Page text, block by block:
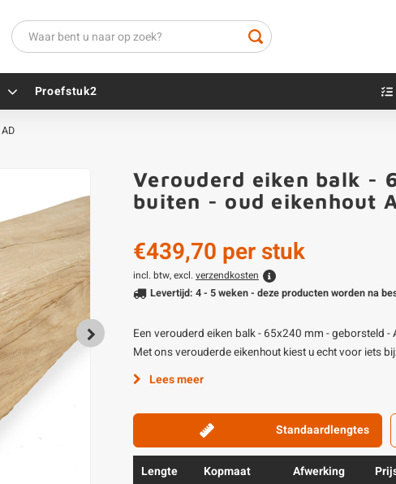
Blauwsteen sokkels
Olie -
Proefstuk2
KlantfotoVerouderd eiken balk -
buiten - oud eikenhout
€439,70 per stuk
incl. btw, excl. verzendkosten
Levertijd: 4 - 5 weken - deze producten worden na
Een verouderd eiken balk - 65x240 mm - geborsteld
Met ons verouderde eikenhout kiest u echt voor iets
Lees meer
Standaardlengtes
Lengte Kopmaat Afwerking